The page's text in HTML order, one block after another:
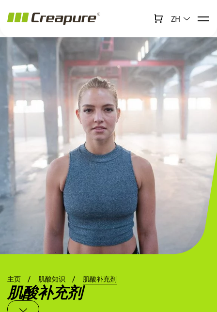
ZH
主页 肌酸知识 肌酸补充剂
肌酸补充剂
Creabot ↻ x